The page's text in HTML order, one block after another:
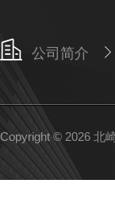
公司简介
Copyright © 2026 北